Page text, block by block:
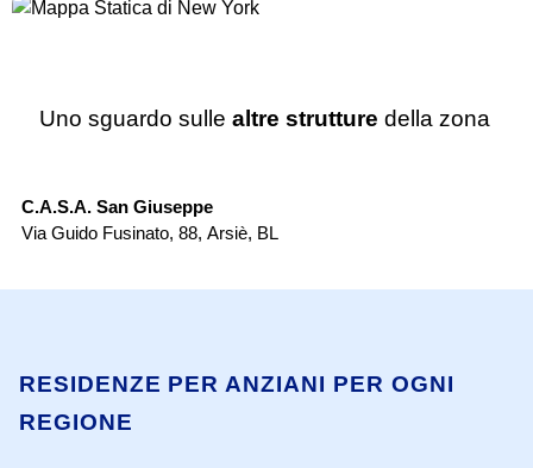
Uno sguardo sulle altre strutture della zona
C.A.S.A. San Giuseppe
Via Guido Fusinato, 88, Arsiè, BL
RESIDENZE PER ANZIANI PER OGNI
REGIONE